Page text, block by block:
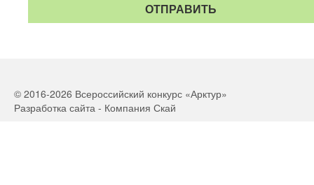
© 2016-2026 Всероссийский конкурс «Арктур»
Разработка сайта - Компания Скай